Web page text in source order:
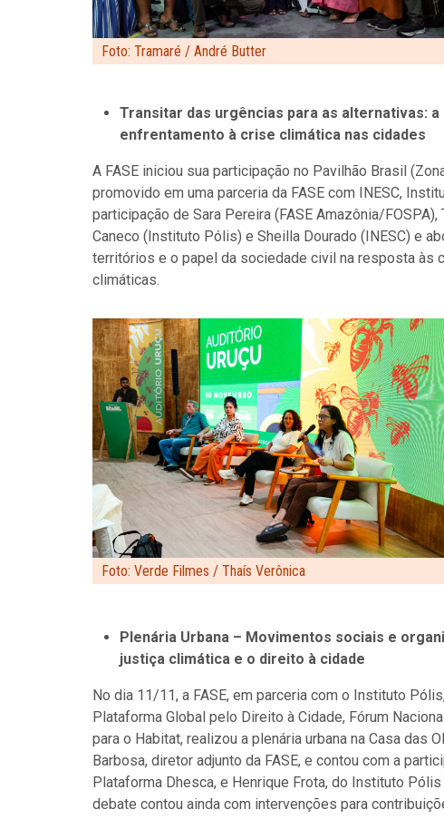
Foto: Tramaré / André Butter
Transitar das urgências para as alternativas:
enfrentamento à crise climática nas cidades
A FASE iniciou sua participação no Pavilhão Brasil
promovido em uma parceria da FASE com INESC,
participação de Sara Pereira (FASE Amazônia/
Caneco (Instituto Pólis) e Sheilla Dourado (INESC) e
territórios e o papel da sociedade civil na resposta às
climáticas.
Foto: Verde Filmes / Thaís Verônica
Plenária Urbana – Movimentos sociais e
justiça climática e o direito à cidade
No dia 11/11, a FASE, em parceria com o Instituto
Plataforma Global pelo Direito à Cidade, Fórum
para o Habitat, realizou a plenária urbana na Casa das
Barbosa, diretor adjunto da FASE, e contou com a
Plataforma Dhesca, e Henrique Frota, do Instituto
debate contou ainda com intervenções para